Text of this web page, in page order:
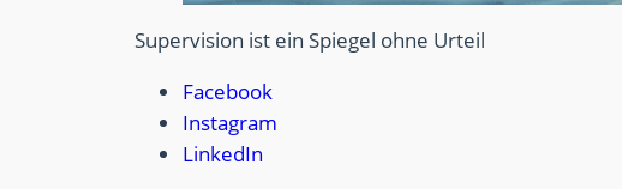
Supervision ist ein Spiegel ohne Urteil
Facebook
Instagram
LinkedIn